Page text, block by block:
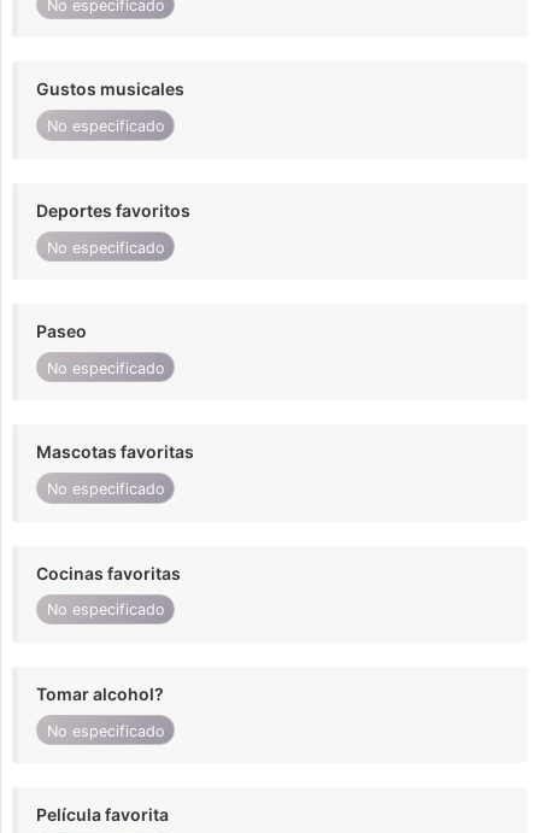
No especificado
Gustos musicales
No especificado
Deportes favoritos
No especificado
Paseo
No especificado
Mascotas favoritas
No especificado
Cocinas favoritas
No especificado
Tomar alcohol?
No especificado
Película favorita